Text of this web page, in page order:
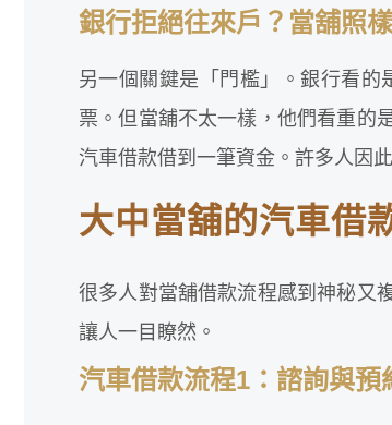
銀行拒絕往來戶？當舖照
另一個關鍵是「門檻」。銀行看的
票。但當舖不太一樣，他們看重的
汽車借款借到一筆資金。許多人因
大中當舖的汽車借
很多人對當舖借款流程感到神秘又
讓人一目瞭然。
汽車借款流程1：諮詢與預